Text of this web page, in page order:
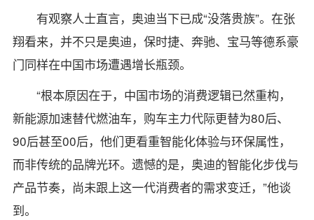
有观察人士直言，奥迪当下已成“没落贵族”。在张
翔看来，并不只是奥迪，保时捷、奔驰、宝马等德系豪
门同样在中国市场遭遇增长瓶颈。
“根本原因在于，中国市场的消费逻辑已然重构，
新能源加速替代燃油车，购车主力代际更替为80后、
90后甚至00后，他们更看重智能化体验与环保属性，
而非传统的品牌光环。遗憾的是，奥迪的智能化步伐与
产品节奏，尚未跟上这一代消费者的需求变迁，”他谈
到。